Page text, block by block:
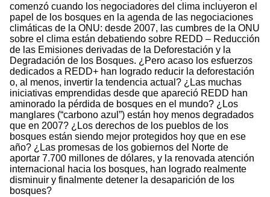
comenzó cuando los negociadores del clima incluyeron el
papel de los bosques en la agenda de las negociaciones
climáticas de la ONU: desde 2007, las cumbres de la ONU
sobre el clima están debatiendo sobre REDD – Reducción
de las Emisiones derivadas de la Deforestación y la
Degradación de los Bosques. ¿Pero acaso los esfuerzos
dedicados a REDD+ han logrado reducir la deforestación
o, al menos, invertir la tendencia actual? ¿Las muchas
iniciativas emprendidas desde que apareció REDD han
aminorado la pérdida de bosques en el mundo? ¿Los
manglares (“carbono azul”) están hoy menos degradados
que en 2007? ¿Los derechos de los pueblos de los
bosques están siendo mejor protegidos hoy que en ese
año? ¿Las promesas de los gobiernos del Norte de
aportar 7.700 millones de dólares, y la renovada atención
internacional hacia los bosques, han logrado realmente
disminuir y finalmente detener la desaparición de los
bosques?